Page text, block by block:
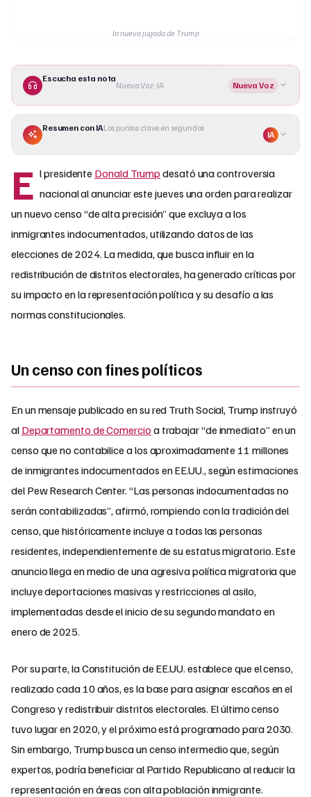
la nueva jugada de Trump
Escucha esta nota
Nueva Voz · IA Nueva Voz
Resumen con IALos puntos clave en segundos
IA
E l presidente Donald Trump desató una controversia
nacional al anunciar este jueves una orden para realizar
un nuevo censo “de alta precisión” que excluya a los
inmigrantes indocumentados, utilizando datos de las
elecciones de 2024. La medida, que busca influir en la
redistribución de distritos electorales, ha generado críticas por
su impacto en la representación política y su desafío a las
normas constitucionales.
Un censo con fines políticos
En un mensaje publicado en su red Truth Social, Trump instruyó
al Departamento de Comercio a trabajar “de inmediato” en un
censo que no contabilice a los aproximadamente 11 millones
de inmigrantes indocumentados en EE.UU., según estimaciones
del Pew Research Center. “Las personas indocumentadas no
serán contabilizadas”, afirmó, rompiendo con la tradición del
censo, que históricamente incluye a todas las personas
residentes, independientemente de su estatus migratorio. Este
anuncio llega en medio de una agresiva política migratoria que
incluye deportaciones masivas y restricciones al asilo,
implementadas desde el inicio de su segundo mandato en
enero de 2025.
Por su parte, la Constitución de EE.UU. establece que el censo,
realizado cada 10 años, es la base para asignar escaños en el
Congreso y redistribuir distritos electorales. El último censo
tuvo lugar en 2020, y el próximo está programado para 2030.
Sin embargo, Trump busca un censo intermedio que, según
expertos, podría beneficiar al Partido Republicano al reducir la
representación en áreas con alta población inmigrante.